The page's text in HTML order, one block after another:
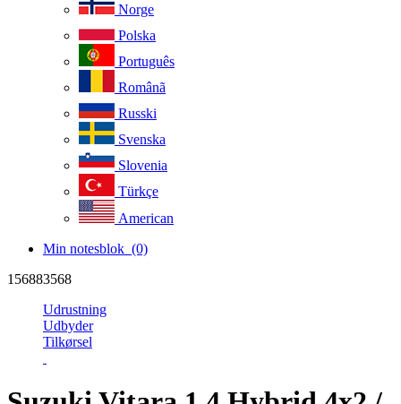
Norge
Polska
Português
Românã
Russki
Svenska
Slovenia
Türkçe
American
Min notesblok (0)
156883568
Udrustning
Udbyder
Tilkørsel